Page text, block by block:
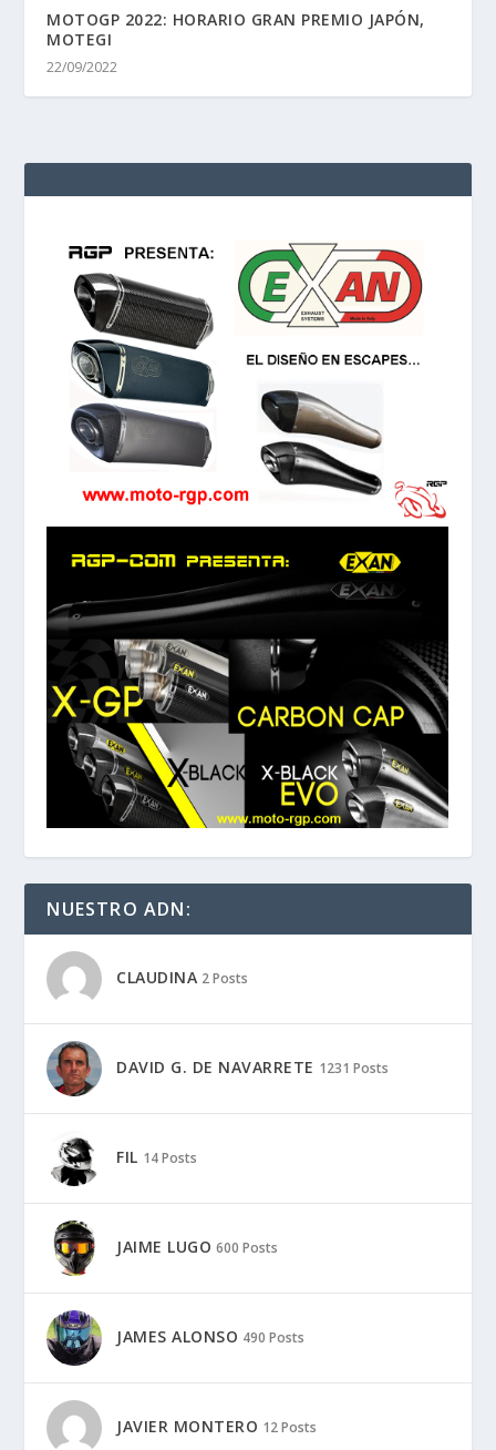
MOTOGP 2022: HORARIO GRAN PREMIO JAPÓN,
MOTEGI
22/09/2022
NUESTRO ADN:
CLAUDINA 2 Posts
DAVID G. DE NAVARRETE 1231 Posts
FIL 14 Posts
JAIME LUGO 600 Posts
JAMES ALONSO 490 Posts
JAVIER MONTERO 12 Posts